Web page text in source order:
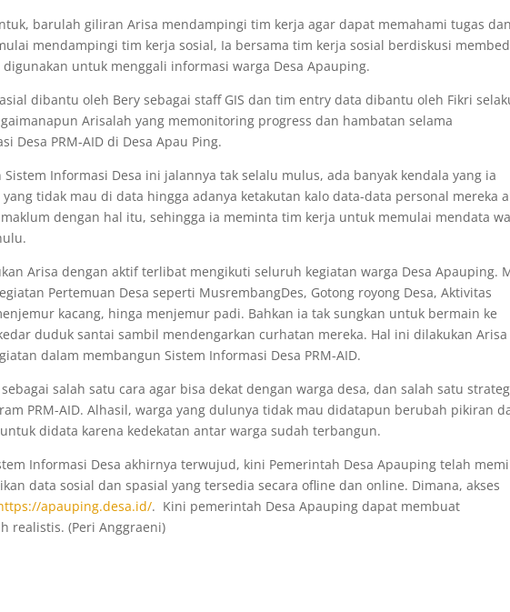
barulah giliran Arisa mendampingi tim kerja agar dapat memahami tugas dan
mendampingi tim kerja sosial, Ia bersama tim kerja sosial berdiskusi
untuk menggali informasi warga Desa Apauping.
dibantu oleh Bery sebagai staff GIS dan tim entry data dibantu oleh Fikri
Arisalah yang memonitoring progress dan hambatan selama
Desa PRM-AID di Desa Apau Ping.
Informasi Desa ini jalannya tak selalu mulus, ada banyak kendala yang ia
tidak mau di data hingga adanya ketakutan kalo data-data personal mereka
dengan hal itu, sehingga ia meminta tim kerja untuk memulai mendata
Arisa dengan aktif terlibat mengikuti seluruh kegiatan warga Desa Apauping.
Pertemuan Desa seperti MusrembangDes, Gotong royong Desa, Aktivitas
kacang, hinga menjemur padi. Bahkan ia tak sungkan untuk bermain ke
duduk santai sambil mendengarkan curhatan mereka. Hal ini dilakukan Arisa
dalam membangun Sistem Informasi Desa PRM-AID.
salah satu cara agar bisa dekat dengan warga desa, dan salah satu
PRM-AID. Alhasil, warga yang dulunya tidak mau didatapun berubah pikiran
didata karena kedekatan antar warga sudah terbangun.
Informasi Desa akhirnya terwujud, kini Pemerintah Desa Apauping telah
data sosial dan spasial yang tersedia secara ofline dan online. Dimana, akses
apauping.desa.id/. Kini pemerintah Desa Apauping dapat membuat
realistis. (Peri Anggraeni)